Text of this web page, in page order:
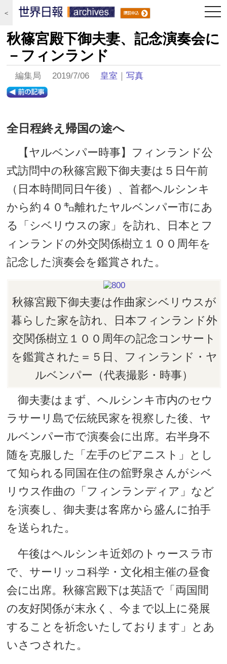
＜
秋篠宮殿下御夫妻、記念演奏会に
－フィンランド
編集局 2019/7/06 皇室 ｜写真
全日程終え帰国の途へ
【ヤルベンパー時事】フィンランド公
式訪問中の秋篠宮殿下御夫妻は５日午前
（日本時間同日午後）、首都ヘルシンキ
から約４０㌔離れたヤルベンパー市にあ
る「シベリウスの家」を訪れ、日本とフ
ィンランドの外交関係樹立１００周年を
記念した演奏会を鑑賞された。
秋篠宮殿下御夫妻は作曲家シベリウスが
暮らした家を訪れ、日本フィンランド外
交関係樹立１００周年の記念コンサート
を鑑賞された＝５日、フィンランド・ヤ
ルベンパー（代表撮影・時事）
御夫妻はまず、ヘルシンキ市内のセウ
ラサーリ島で伝統民家を視察した後、ヤ
ルベンパー市で演奏会に出席。右半身不
随を克服した「左手のピアニスト」とし
て知られる同国在住の舘野泉さんがシベ
リウス作曲の「フィンランディア」など
を演奏し、御夫妻は客席から盛んに拍手
を送られた。
午後はヘルシンキ近郊のトゥースラ市
で、サーリッコ科学・文化相主催の昼食
会に出席。秋篠宮殿下は英語で「両国間
の友好関係が末永く、今まで以上に発展
することを祈念いたしております」とあ
いさつされた。